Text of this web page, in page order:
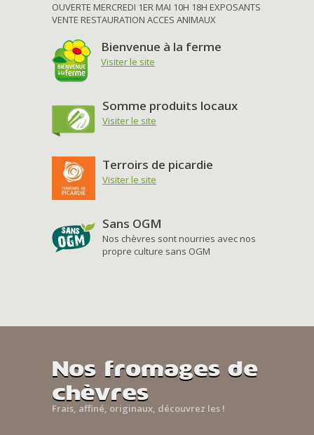
OUVERTE MERCREDI 1ER MAI 10H 18H EXPOSANTS
VENTE RESTAURATION ACCES ANIMAUX
Bienvenue à la ferme
Visiter le site
Somme produits locaux
Visiter le site
Terroirs de picardie
Visiter le site
Sans OGM
Nos chèvres sont nourries avec nos
propre culture sans OGM
Nos fromages de
chèvres
Frais, affiné, originaux, découvrez les !